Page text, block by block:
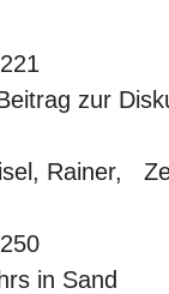
zur
Rainer,
in Sand